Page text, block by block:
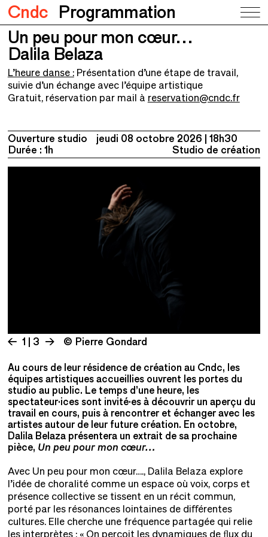
Cndc Programmation
Un peu pour mon cœur…
Dalila Belaza
Un peu pour mon cœur…
Dalila Belaza
L’heure danse :Présentation d’une étape de travail,
suivie d’un échange avec l’équipe artistique
Gratuit, réservation par mail à reservation@cndc.fr
Ouverture studio jeudi 08 octobre 2026
18h30
Durée : 1h
Studio de création
1 | 3 © Pierre Gondard
Au cours de leur résidence de création au Cndc, les
équipes artistiques accueillies ouvrent les portes du
studio au public. Le temps d’une heure, les
spectateur·ices sont invité·es à découvrir un aperçu du
travail en cours, puis à rencontrer et échanger avec les
artistes autour de leur future création. En octobre,
Dalila Belaza présentera un extrait de sa prochaine
pièce, Un peu pour mon cœur…
Avec Un peu pour mon cœur…., Dalila Belaza explore
l’idée de choralité comme un espace où voix, corps et
présence collective se tissent en un récit commun,
porté par les résonances lointaines de diﬀérentes
cultures. Elle cherche une fréquence partagée qui relie